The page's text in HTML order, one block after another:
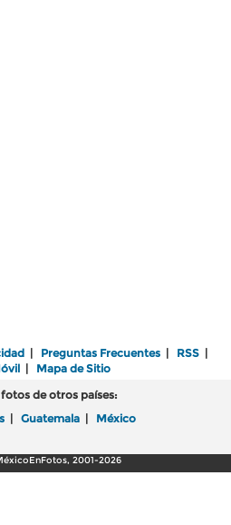
| Preguntas Frecuentes | RSS |
| Mapa de Sitio
fotos de otros países:
| Guatemala | México
2001-2026